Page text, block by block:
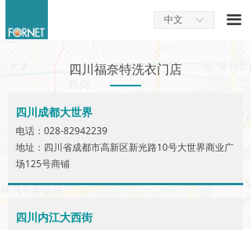
ꀅ
中文 끀
四川福奈特洗衣门店
四川成都大世界
电话：028-82942239
地址：四川省成都市高新区新光路10号大世界商业广
场125号商铺
四川内江大西街